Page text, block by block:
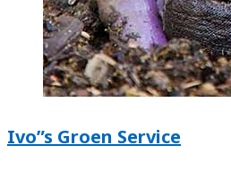
Ivo”s Groen Service